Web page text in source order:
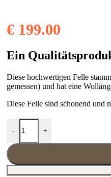
€ 199.00
Ein
Diese hochwertigen Felle
gemessen) und hat eine
Diese Felle sind schonend und
-
Merino Bettfell mit Naturspitze
+